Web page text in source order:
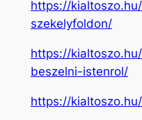
https://
szekelyfoldon/
https://
beszelni-istenrol/
https://